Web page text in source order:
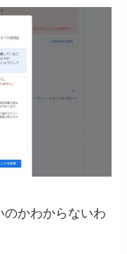
のかわからないわ